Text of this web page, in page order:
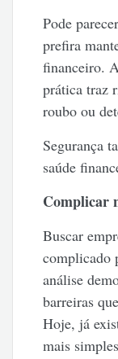
Pode
prefira
financeiro.
prática traz
roubo ou
Segurança
saúde
Complicar
Buscar
complicado
análise
barreiras
Hoje, já
mais